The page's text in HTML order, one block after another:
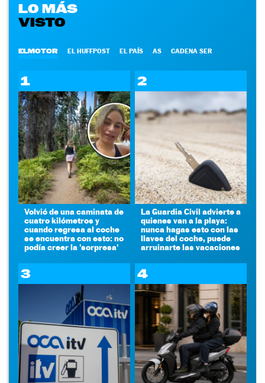
LO MÁS
VISTO
ELMOTOR EL HUFFPOST EL PAÍS AS CADENA SER
1
Volvió de una caminata de
cuatro kilómetros y
cuando regresa al coche
se encuentra con esto: no
podía creer la 'sorpresa'
2
La Guardia Civil advierte a
quienes van a la playa:
nunca hagas esto con las
llaves del coche, puede
arruinarte las vacaciones
3 4